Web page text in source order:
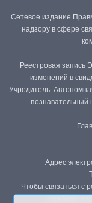
Сетевое издание
надзору в сфере
Реестровая запись
изменений в
Учредитель:
Адрес
Чтобы связаться с